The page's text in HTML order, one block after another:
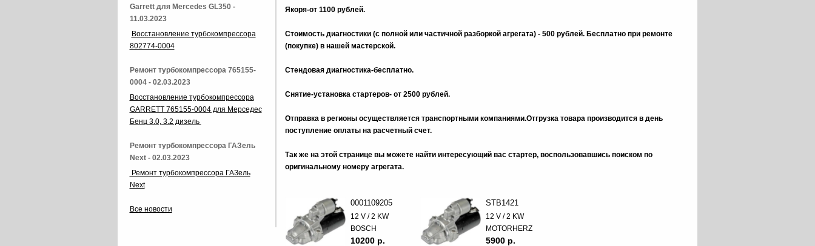
Якоря-от 1100 рублей.
Стоимость диагностики (с полной или частичной разборкой агрегата) - 500 рублей. Бесплатно при ремонте
(покупке) в нашей мастерской.
Стендовая диагностика-бесплатно.
Снятие-установка стартеров- от 2500 рублей.
Отправка в регионы осуществляется транспортными компаниями.Отгрузка товара производится в день
поступление оплаты на расчетный счет.
Так же на этой странице вы можете найти интересующий вас стартер, воспользовавшись поиском по
оригинальному номеру агрегата.
0001109205
12 V / 2 KW
BOSCH
10200 p.
STB1421
12 V / 2 KW
MOTORHERZ
5900 p.
Garrett для Mercedes GL350 -
11.03.2023
Восстановление турбокомпрессора
802774-0004
Ремонт турбокомпрессора 765155-
0004 - 02.03.2023
Восстановление турбокомпрессора
GARRETT 765155-0004 для Мерседес
Бенц 3.0, 3.2 дизель
Ремонт турбокомпрессора ГАЗель
Next - 02.03.2023
Ремонт турбокомпрессора ГАЗель
Next
Все новости